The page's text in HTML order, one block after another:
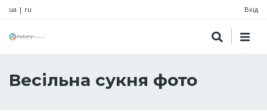
ua | ru Вхід
Весільна сукня фото